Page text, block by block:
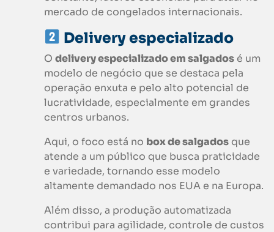
mercado de congelados internacionais.
Delivery especializado
O delivery especializado em salgados é um
modelo de negócio que se destaca pela
operação enxuta e pelo alto potencial de
lucratividade, especialmente em grandes
centros urbanos.
Aqui, o foco está no box de salgados que
atende a um público que busca praticidade
e variedade, tornando esse modelo
altamente demandado nos EUA e na Europa.
Além disso, a produção automatizada
contribui para agilidade, controle de custos